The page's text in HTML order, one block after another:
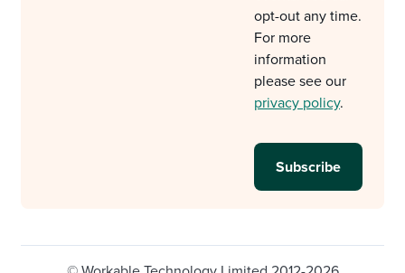
opt-out any time.
For more
information
please see our
privacy policy.